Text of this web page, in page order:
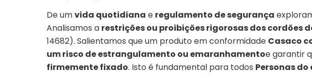
De umvida quotidiana e regulamento de segurança
Analisamos a restrições ou proibições rigorosas dos cordões
14682). Salientamos que um produto em conformidade Casaco
um risco de estrangulamento ou emaranhamentoe garantir
firmemente fixado. Isto é fundamental para todos Personas